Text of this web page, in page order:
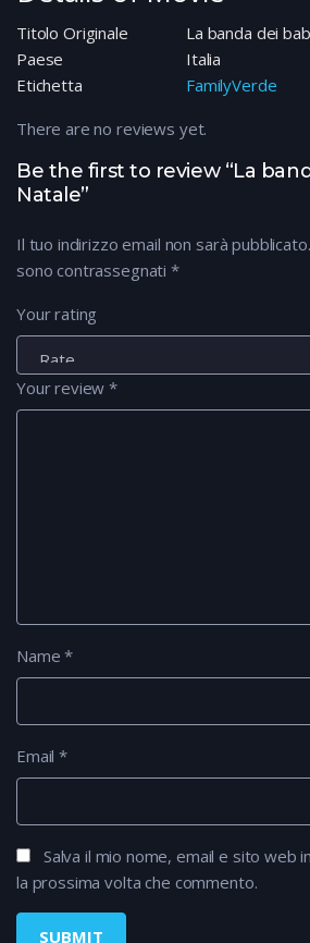
Titolo Originale
La banda dei
Paese
Italia
Etichetta
FamilyVerde
Be the first to review “La
Natale”
Il tuo indirizzo email non sarà pubblicato.
sono contrassegnati *
Your rating
Your review*
Name*
Email*
Salva il mio nome, email e sito web
la prossima volta che commento.
There are no reviews yet.